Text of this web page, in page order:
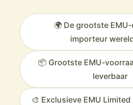
🌍 De grootste
importeur
📦 Grootste EMU-
leverbaar
🎨 Exclusieve EMU